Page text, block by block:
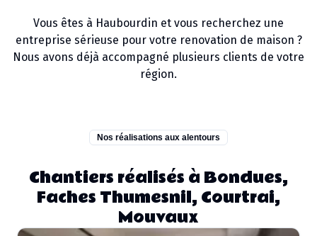
Vous êtes à Haubourdin et vous recherchez une
entreprise sérieuse pour votre renovation de maison ?
Nous avons déjà accompagné plusieurs clients de votre
région.
Nos réalisations aux alentours
Chantiers réalisés à Bondues,
Faches Thumesnil, Courtrai,
Mouvaux